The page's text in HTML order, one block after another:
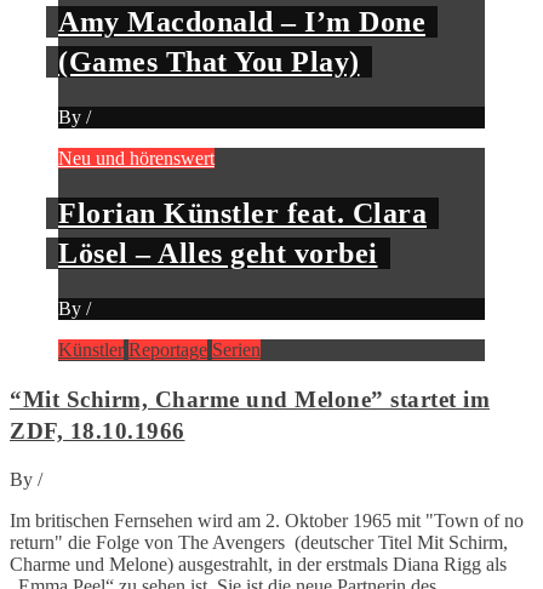
Amy Macdonald – I’m Done
(Games That You Play)
By /
Neu und hörenswert
Florian Künstler feat. Clara
Lösel – Alles geht vorbei
By /
Künstler Reportage Serien
“Mit Schirm, Charme und Melone” startet im
ZDF, 18.10.1966
By /
Im britischen Fernsehen wird am 2. Oktober 1965 mit "Town of no
return" die Folge von The Avengers (deutscher Titel Mit Schirm,
Charme und Melone) ausgestrahlt, in der erstmals Diana Rigg als